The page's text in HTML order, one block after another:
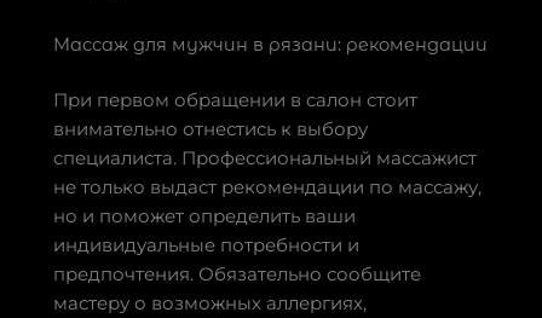
Массаж для мужчин в рязани: рекомендации
При первом обращении в салон стоит
внимательно отнестись к выбору
специалиста. Профессиональный массажист
не только выдаст рекомендации по массажу,
но и поможет определить ваши
индивидуальные потребности и
предпочтения. Обязательно сообщите
мастеру о возможных аллергиях,